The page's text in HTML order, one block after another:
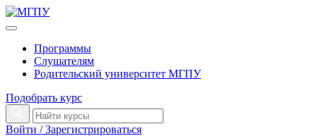
Программы
Слушателям
Родительский университет МГПУ
Подобрать курс
Войти / Зарегистрироваться